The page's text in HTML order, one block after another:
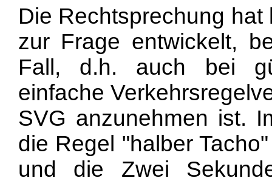
Die Rechtsprechung
zur Frage entwickelt,
Fall, d.h. auch bei
einfache
SVG anzunehmen ist.
die Regel "halber
und die Zwei